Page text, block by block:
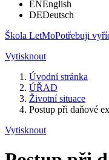
ENEnglish
DEDeutsch
Škola LetMoPotřebuji
Vytisknout
Úvodní stránka
ÚŘAD
Životní situace
Postup při daňové
Vytisknout